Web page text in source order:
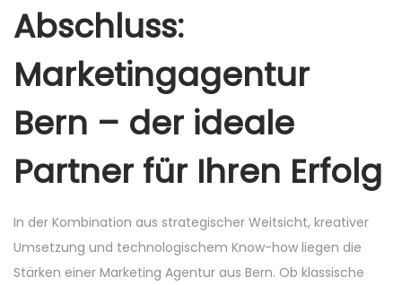
Abschluss:
Marketingagentur
Bern – der ideale
Partner für Ihren Erfolg
In der Kombination aus strategischer Weitsicht, kreativer
Umsetzung und technologischem Know-how liegen die
Stärken einer Marketing Agentur aus Bern. Ob klassische